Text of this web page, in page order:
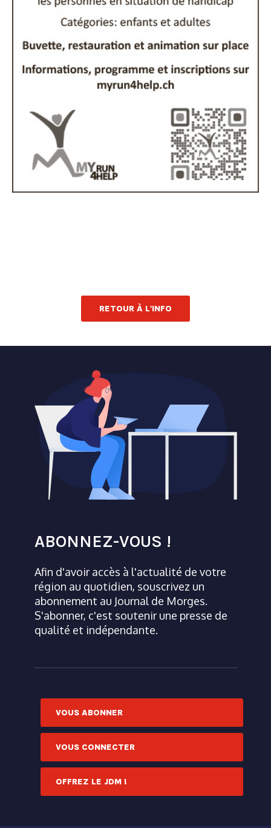
RETOUR À L'INFO
ABONNEZ-VOUS !
Afin d'avoir accès à l'actualité de votre
région au quotidien, souscrivez un
abonnement au Journal de Morges.
S'abonner, c'est soutenir une presse de
qualité et indépendante.
VOUS ABONNER
VOUS CONNECTER
OFFREZ LE JDM !